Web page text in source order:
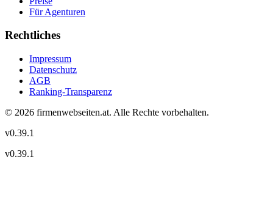
Für Agenturen
Rechtliches
Impressum
Datenschutz
AGB
Ranking-Transparenz
© 2026 firmenwebseiten.at. Alle Rechte vorbehalten.
v0.39.1
v0.39.1